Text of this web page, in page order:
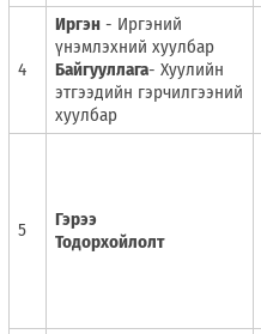
4
Иргэн - Иргэний
үнэмлэхний хуулбар
Байгууллага- Хуулийн
этгээдийн гэрчилгээний
хуулбар
5
Гэрээ
Тодорхойлолт